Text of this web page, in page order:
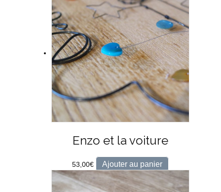
Enzo et la voiture
53,00€ Ajouter au panier